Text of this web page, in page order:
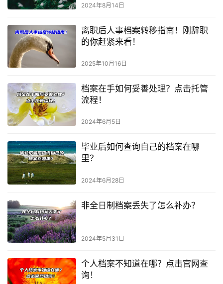
2024年8月14日
离职后人事档案转移指南！刚辞职
的你赶紧来看！
2025年10月16日
档案在手如何妥善处理？点击托管
流程！
2024年6月5日
毕业后如何查询自己的档案在哪
里？
2024年6月28日
非全日制档案丢失了怎么补办？
2024年5月31日
个人档案不知道在哪？点击官网查
询！